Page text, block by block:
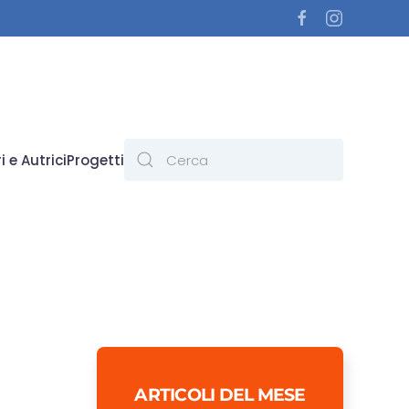
e AutriciProgetti
ARTICOLI DEL MESE